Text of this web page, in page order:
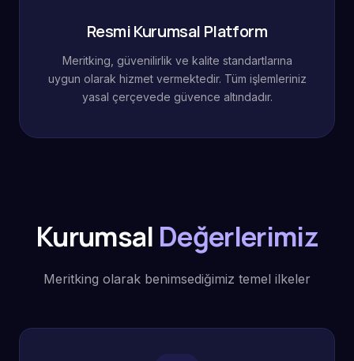
Resmi Kurumsal Platform
Meritking, güvenilirlik ve kalite standartlarına
uygun olarak hizmet vermektedir. Tüm işlemleriniz
yasal çerçevede güvence altındadır.
Kurumsal Değerlerimiz
Meritking olarak benimsediğimiz temel ilkeler